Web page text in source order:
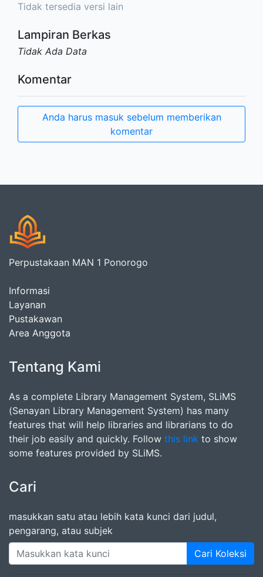
Tidak tersedia versi lain
Lampiran Berkas
Tidak Ada Data
Komentar
Anda harus masuk sebelum memberikan
komentar
Perpustakaan MAN 1 Ponorogo
Informasi
Layanan
Pustakawan
Area Anggota
Tentang Kami
As a complete Library Management System, SLiMS
(Senayan Library Management System) has many
features that will help libraries and librarians to do
their job easily and quickly. Follow this link to show
some features provided by SLiMS.
Cari
masukkan satu atau lebih kata kunci dari judul,
pengarang, atau subjek
Cari Koleksi